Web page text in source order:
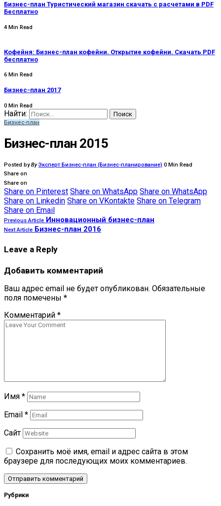
Бизнес-план Туристический магазин скачать с расчетами в PDF
Бесплатно
4 Min Read
Кофейня: Бизнес-план кофейни. Открытие кофейни. Скачать PDF
бесплатно
6 Min Read
Бизнес-план 2017
0 Min Read
Найти:
Бизнес-план
Бизнес-план 2015
Posted by ByЭксперт Бизнес-план (Бизнес-планирование) 0 Min Read
Share on
Share on
Share on Pinterest Share on WhatsApp Share on WhatsApp
Share on Linkedin Share on VKontakte Share on Telegram
Share on Email
Previous Article Инновационный бизнес-план
Next Article Бизнес-план 2016
Leave a Reply
Добавить комментарий
Ваш адрес email не будет опубликован. Обязательные
поля помечены *
Комментарий *
Имя *
Email *
Сайт
Сохранить моё имя, email и адрес сайта в этом
браузере для последующих моих комментариев.
Рубрики